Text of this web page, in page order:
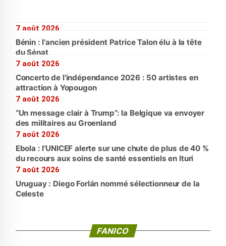
7 août 2026
Bénin : l'ancien président Patrice Talon élu à la tête
du Sénat
7 août 2026
Concerto de l’indépendance 2026 : 50 artistes en
attraction à Yopougon
7 août 2026
“Un message clair à Trump”: la Belgique va envoyer
des militaires au Groenland
7 août 2026
Ebola : l’UNICEF alerte sur une chute de plus de 40 %
du recours aux soins de santé essentiels en Ituri
7 août 2026
Uruguay : Diego Forlán nommé sélectionneur de la
Celeste
FANICO